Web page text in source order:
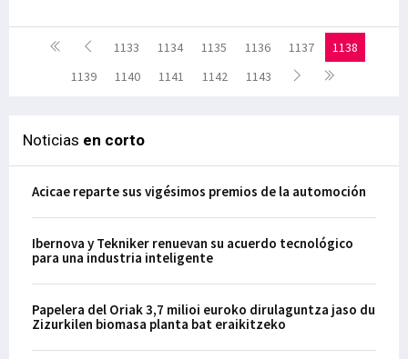
1133 1134 1135 1136 1137
1138
1139
1140 1141 1142 1143
Noticias en corto
Acicae reparte sus vigésimos premios de la automoción
Ibernova y Tekniker renuevan su acuerdo tecnológico
para una industria inteligente
Papelera del Oriak 3,7 milioi euroko dirulaguntza jaso du
Zizurkilen biomasa planta bat eraikitzeko